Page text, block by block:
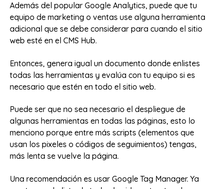
Además del popular Google Analytics, puede que tu
equipo de marketing o ventas use alguna herramienta
adicional que se debe considerar para cuando el sitio
web esté en el CMS Hub.
Entonces, genera igual un documento donde enlistes
todas las herramientas y evalúa con tu equipo si es
necesario que estén en todo el sitio web.
Puede ser que no sea necesario el despliegue de
algunas herramientas en todas las páginas, esto lo
menciono porque entre más scripts (elementos que
usan los pixeles o códigos de seguimientos) tengas,
más lenta se vuelve la página.
Una recomendación es usar Google Tag Manager. Ya